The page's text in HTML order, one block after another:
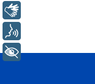
+ Acessibilidade